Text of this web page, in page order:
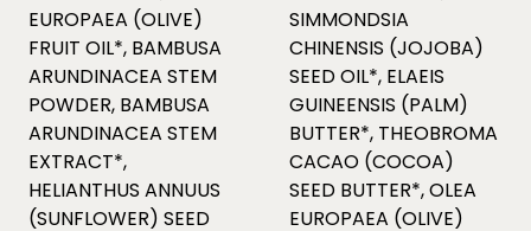
EUROPAEA (OLIVE)
FRUIT OIL*, BAMBUSA
ARUNDINACEA STEM
POWDER, BAMBUSA
ARUNDINACEA STEM
EXTRACT*,
HELIANTHUS ANNUUS
(SUNFLOWER) SEED
SIMMONDSIA
CHINENSIS (JOJOBA)
SEED OIL*, ELAEIS
GUINEENSIS (PALM)
BUTTER*, THEOBROMA
CACAO (COCOA)
SEED BUTTER*, OLEA
EUROPAEA (OLIVE)